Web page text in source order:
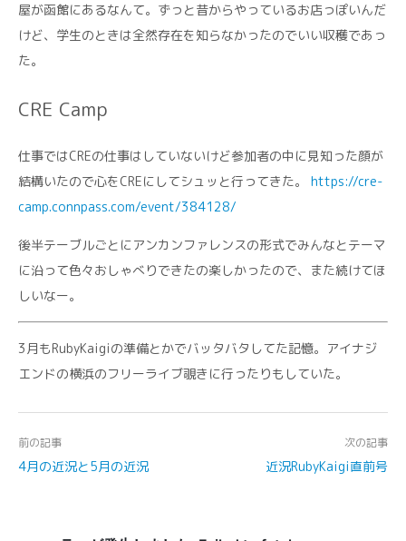
屋が函館にあるなんて。ずっと昔からやっているお店っぽいんだ
けど、学生のときは全然存在を知らなかったのでいい収穫であっ
た。
CRE Camp
仕事ではCREの仕事はしていないけど参加者の中に見知った顔が
結構いたので心をCREにしてシュッと行ってきた。 https://cre-
camp.connpass.com/event/384128/
後半テーブルごとにアンカンファレンスの形式でみんなとテーマ
に沿って色々おしゃべりできたの楽しかったので、また続けてほ
しいなー。
3月もRubyKaigiの準備とかでバッタバタしてた記憶。アイナジ
エンドの横浜のフリーライブ覗きに行ったりもしていた。
前の記事
4月の近況と5月の近況
次の記事
近況RubyKaigi直前号